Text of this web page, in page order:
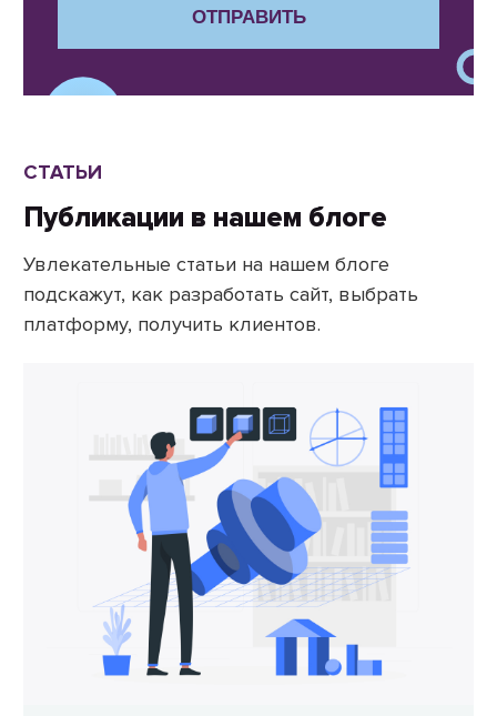
ОТПРАВИТЬ
СТАТЬИ
Публикации в нашем блоге
Увлекательные статьи на нашем блоге
подскажут, как разработать сайт, выбрать
платформу, получить клиентов.